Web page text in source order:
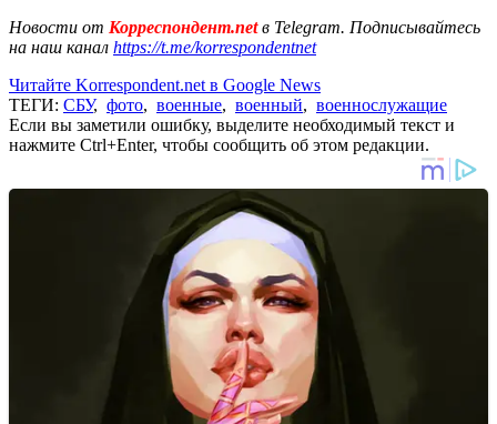
Новости от Корреспондент.netв Telegram. Подписывайтесь
на наш канал https://t.me/korrespondentnet
Читайте Korrespondent.net в Google News
ТЕГИ: СБУ, фото, военные, военный, военнослужащие
Если вы заметили ошибку, выделите необходимый текст и
нажмите Ctrl+Enter, чтобы сообщить об этом редакции.